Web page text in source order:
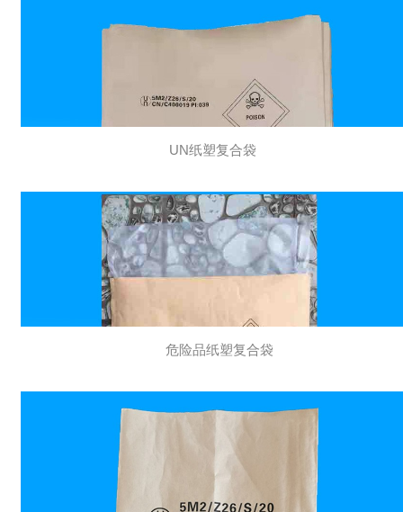
UN纸塑复合袋
危险品纸塑复合袋